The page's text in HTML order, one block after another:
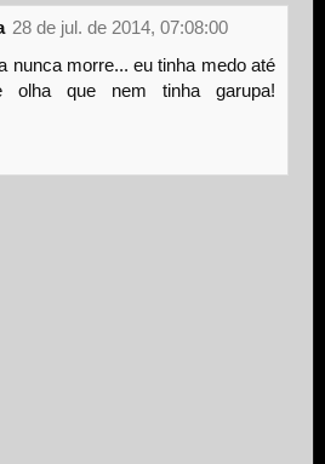
28 de jul. de 2014, 07:08:00
nunca morre... eu tinha medo até
olha que nem tinha garupa!